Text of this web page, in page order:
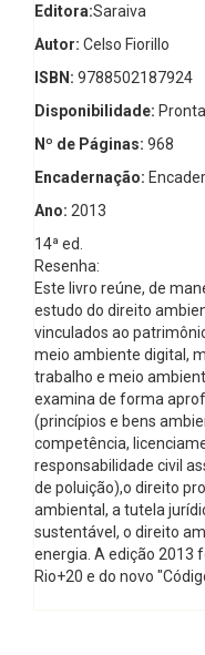
Editora:Saraiva
Autor: Celso Fiorillo
ISBN: 9788502187924
Disponibilidade:
Nº de Páginas: 968
Encadernação:
Ano: 2013
14ª ed.
Resenha:
Este livro reúne, de
estudo do direito
vinculados ao
meio ambiente digital,
trabalho e meio
examina de forma
(princípios e bens
competência,
responsabilidade civil
de poluição),o direito
ambiental, a tutela
sustentável, o direito
energia. A edição 2013
Rio+20 e do novo